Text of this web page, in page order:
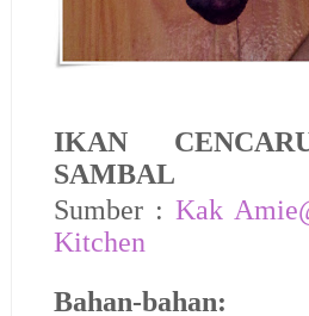
IKAN
SAMBAL
Sumber : Kak
Kitchen
Bahan-bahan: